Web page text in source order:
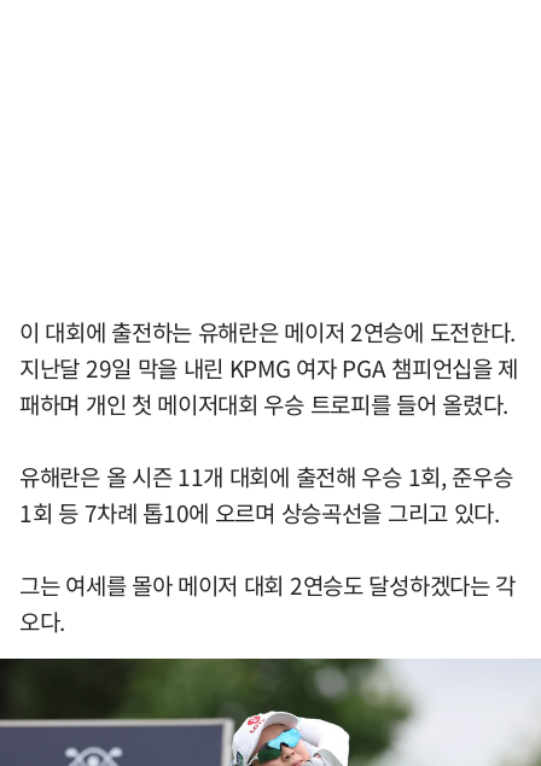
이 대회에 출전하는 유해란은 메이저 2연승에 도전한다.
지난달 29일 막을 내린 KPMG 여자 PGA 챔피언십을 제
패하며 개인 첫 메이저대회 우승 트로피를 들어 올렸다.
유해란은 올 시즌 11개 대회에 출전해 우승 1회, 준우승
1회 등 7차례 톱10에 오르며 상승곡선을 그리고 있다.
그는 여세를 몰아 메이저 대회 2연승도 달성하겠다는 각
오다.